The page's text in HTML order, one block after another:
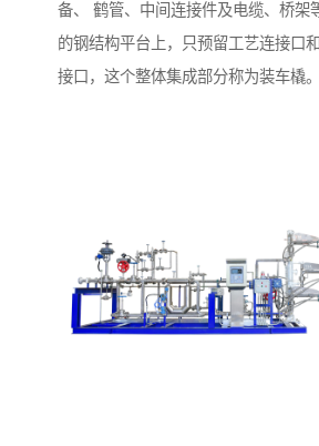
备、 鹤管、中间连接件及电缆、桥架
的钢结构平台上，只预留工艺连接口
接口，这个整体集成部分称为装车橇。